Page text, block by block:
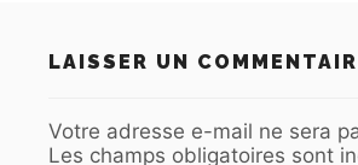
LAISSER UN
Votre adresse e-mail ne sera
Les champs obligatoires sont